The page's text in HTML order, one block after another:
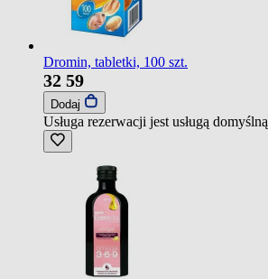
Dromin, tabletki, 100 szt.
32 59
Dodaj
Usługa rezerwacji jest usługą domyślną